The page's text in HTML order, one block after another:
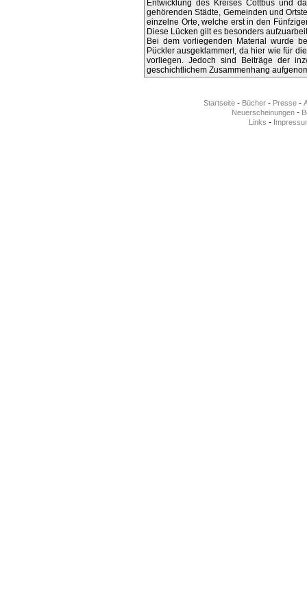
Entwicklung des Kreises Cottbus und
gehörenden Städte, Gemeinden und
einzelne Orte, welche erst in den
Diese Lücken gilt es besonders
Bei dem vorliegenden Material wurde
Pückler ausgeklammert, da hier wie für
vorliegen. Jedoch sind Beiträge der
geschichtlichem Zusammenhang
Startseite - Bücher - Presse -
Neuerscheinungen-
Links -